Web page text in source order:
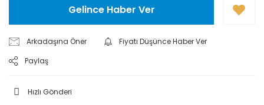
Gelince Haber Ver
Arkadaşına Öner
Fiyatı Düşünce Haber Ver
Paylaş
Hızlı Gönderi